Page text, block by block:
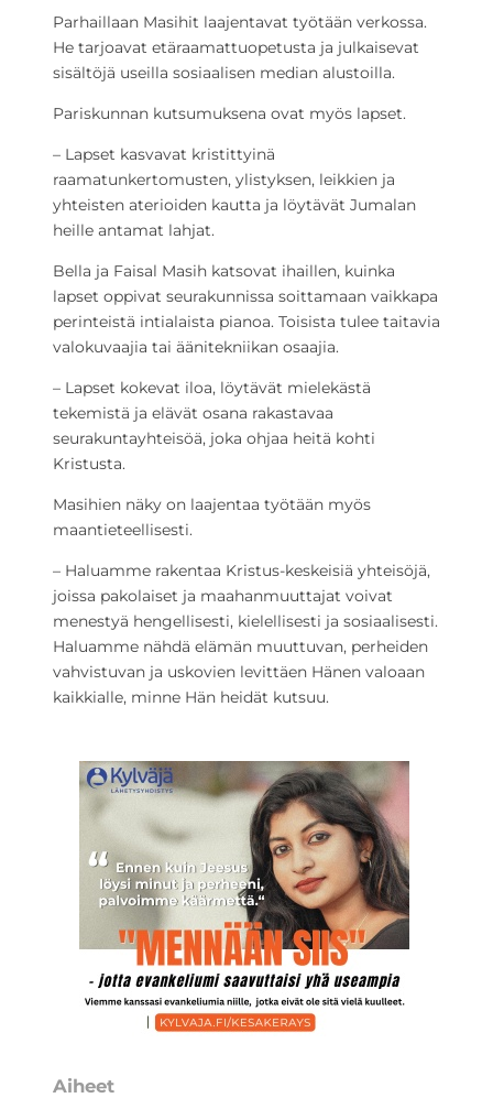
Parhaillaan Masihit laajentavat työtään verkossa.
He tarjoavat etäraamattuopetusta ja julkaisevat
sisältöjä useilla sosiaalisen median alustoilla.
Pariskunnan kutsumuksena ovat myös lapset.
– Lapset kasvavat kristittyinä
raamatunkertomusten, ylistyksen, leikkien ja
yhteisten aterioiden kautta ja löytävät Jumalan
heille antamat lahjat.
Bella ja Faisal Masih katsovat ihaillen, kuinka
lapset oppivat seurakunnissa soittamaan vaikkapa
perinteistä intialaista pianoa. Toisista tulee taitavia
valokuvaajia tai äänitekniikan osaajia.
– Lapset kokevat iloa, löytävät mielekästä
tekemistä ja elävät osana rakastavaa
seurakuntayhteisöä, joka ohjaa heitä kohti
Kristusta.
Masihien näky on laajentaa työtään myös
maantieteellisesti.
– Haluamme rakentaa Kristus-keskeisiä yhteisöjä,
joissa pakolaiset ja maahanmuuttajat voivat
menestyä hengellisesti, kielellisesti ja sosiaalisesti.
Haluamme nähdä elämän muuttuvan, perheiden
vahvistuvan ja uskovien levittäen Hänen valoaan
kaikkialle, minne Hän heidät kutsuu.
Aiheet